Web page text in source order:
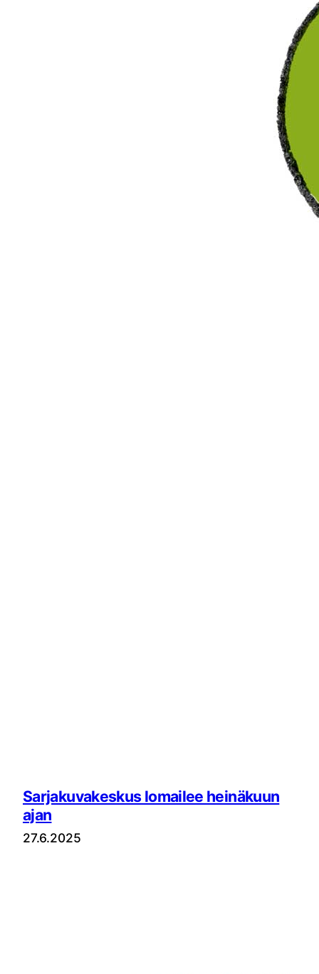
Sarjakuvakeskus lomailee heinäkuun
ajan
27.6.2025